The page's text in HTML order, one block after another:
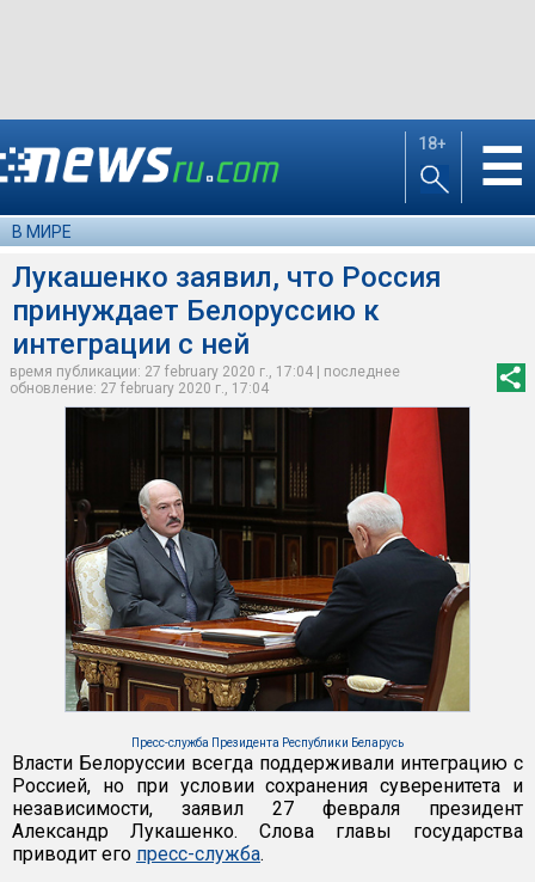
18+ ☰
В МИРЕ
Лукашенко заявил, что Россия
принуждает Белоруссию к
интеграции с ней
время публикации: 27 february 2020 г., 17:04 | последнее
обновление: 27 february 2020 г., 17:04
Пресс-служба Президента Республики Беларусь
Власти Белоруссии всегда поддерживали интеграцию с
Россией, но при условии сохранения суверенитета и
независимости, заявил 27 февраля президент
Александр Лукашенко. Слова главы государства
приводит его пресс-служба.